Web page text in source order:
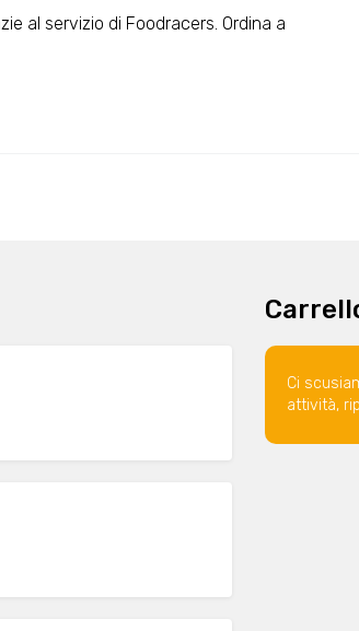
al servizio di Foodracers. Ordina a
Ci
attività,